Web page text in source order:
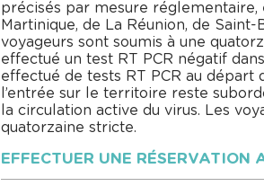
précisés par mesure réglementaire,
Martinique, de La Réunion, de
voyageurs sont soumis à une
effectué un test RT PCR négatif
effectué de tests RT PCR au départ
l’entrée sur le territoire reste
la circulation active du virus. Les
quatorzaine stricte.
EFFECTUER UNE RÉSERVATION